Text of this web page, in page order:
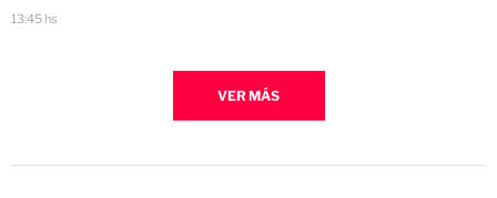
13:45 hs
VER MÁS